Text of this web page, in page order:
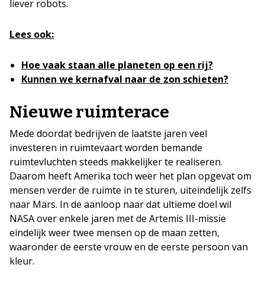
liever robots.
Lees ook:
Hoe vaak staan alle planeten op een rij?
Kunnen we kernafval naar de zon schieten?
Nieuwe ruimterace
Mede doordat bedrijven de laatste jaren veel
investeren in ruimtevaart worden bemande
ruimtevluchten steeds makkelijker te realiseren.
Daarom heeft Amerika toch weer het plan opgevat om
mensen verder de ruimte in te sturen, uiteindelijk zelfs
naar Mars. In de aanloop naar dat ultieme doel wil
NASA over enkele jaren met de Artemis III-missie
eindelijk weer twee mensen op de maan zetten,
waaronder de eerste vrouw en de eerste persoon van
kleur.